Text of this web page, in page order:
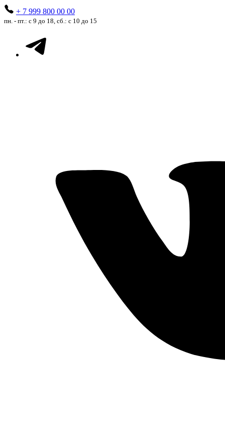
+ 7 999 800 00 00
пн. - пт.: с 9 до 18, сб.: с 10 до 15